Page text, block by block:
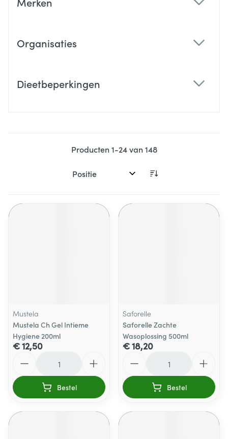
Organisaties
Dieetbeperkingen
Producten1-24van148
Sorteer op:
Mustela
Mustela Ch Gel Intieme
Hygiene 200ml
€ 12,50
Bestel
Saforelle
Saforelle Zachte
Wasoplossing 500ml
€ 18,20
Bestel